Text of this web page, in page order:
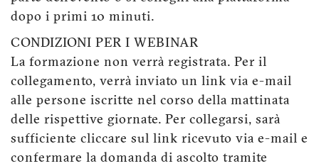
dopo i primi 10 minuti.
CONDIZIONI PER I WEBINAR
La formazione non verrà registrata. Per il
collegamento, verrà inviato un link via e-mail
alle persone iscritte nel corso della mattinata
delle rispettive giornate. Per collegarsi, sarà
sufficiente cliccare sul link ricevuto via e-mail e
confermare la domanda di ascolto tramite